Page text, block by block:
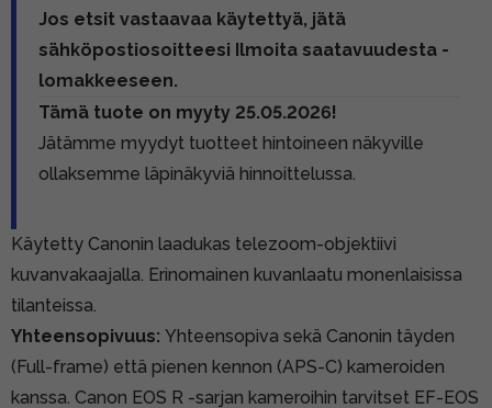
Jos etsit vastaavaa käytettyä, jätä
sähköpostiosoitteesi Ilmoita saatavuudesta -
lomakkeeseen.
Tämä tuote on myyty 25.05.2026!
Jätämme myydyt tuotteet hintoineen näkyville
ollaksemme läpinäkyviä hinnoittelussa.
Käytetty Canonin laadukas telezoom-objektiivi
kuvanvakaajalla. Erinomainen kuvanlaatu monenlaisissa
tilanteissa.
Yhteensopivuus: Yhteensopiva sekä Canonin täyden
(Full-frame) että pienen kennon (APS-C) kameroiden
kanssa. Canon EOS R -sarjan kameroihin tarvitset EF-EOS